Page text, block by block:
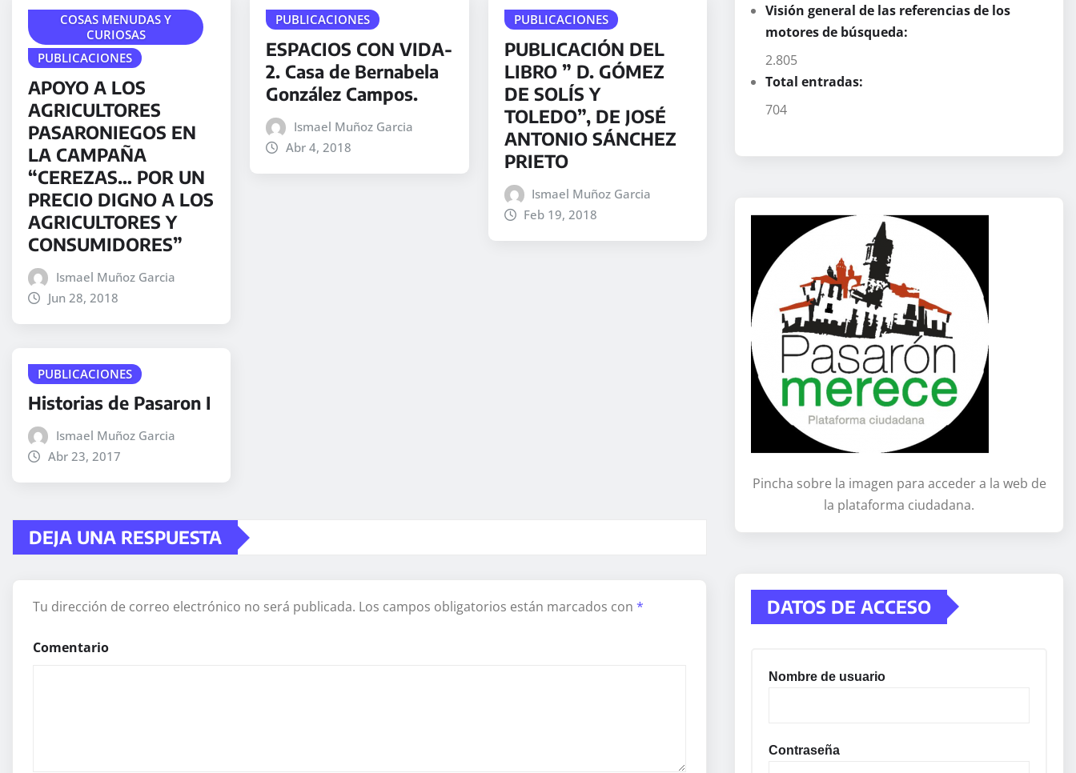
COSAS MENUDAS Y
CURIOSAS
PUBLICACIONES
APOYO A LOS
AGRICULTORES
PASARONIEGOS EN
LA CAMPAÑA
“CEREZAS… POR UN
PRECIO DIGNO A LOS
AGRICULTORES Y
CONSUMIDORES”
Ismael Muñoz Garcia
Jun 28, 2018
PUBLICACIONES
ESPACIOS CON VIDA-
2. Casa de Bernabela
González Campos.
Ismael Muñoz Garcia
Abr 4, 2018
PUBLICACIONES
PUBLICACIÓN DEL
LIBRO ” D. GÓMEZ
DE SOLÍS Y
TOLEDO”, DE JOSÉ
ANTONIO SÁNCHEZ
PRIETO
Ismael Muñoz Garcia
Feb 19, 2018
PUBLICACIONES
Historias de Pasaron I
Ismael Muñoz Garcia
Abr 23, 2017
DEJA UNA RESPUESTA
Tu dirección de correo electrónico no será publicada. Los campos obligatorios están marcados con *
Comentario
Visión general de las referencias de los
motores de búsqueda:
2.805
Total entradas:
704
Pincha sobre la imagen para acceder a la web de
la plataforma ciudadana.
DATOS DE ACCESO
Nombre de usuario
Contraseña